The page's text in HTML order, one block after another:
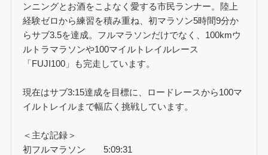
ンニングとお酒をこよなく愛する市民ランナー。陸上
経験ゼロから練習を積み重ね、初マラソン5時間9分か
らサブ3.5を達成。フルマラソンだけでなく、100kmウ
ルトラマラソンや100マイルトレイルレース
「FUJI100」も完走しています。
現在はサブ3:15達成を目標に、ロードレースから100マ
イルトレイルまで幅広く挑戦しています。
＜主な記録＞
初フルマラソン 5:09:31